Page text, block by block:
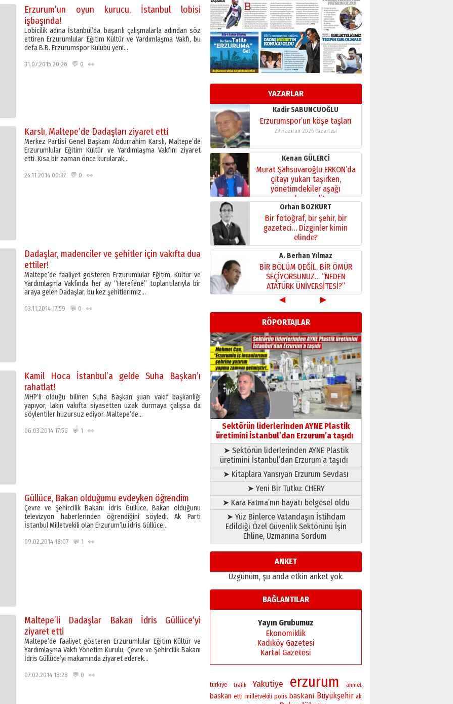
Erzurum’un oyun kurucu, İstanbul lobisi
işbaşında!
Lobicilik adına İstanbul’da, başarılı çalışmalarla adından söz
ettiren Erzurumlular Eğitim Kültür ve Yardımlaşma Vakfı, bu
defa B.B. Erzurumspor Kulübü yeni…
31.07.2015 20:26 💬 0 👀
Karslı, Maltepe’de Dadaşları ziyaret etti
Merkez Partisi Genel Başkanı Abdurrahim Karslı, Maltepe’de
Erzurumlular Eğitim Kültür ve Yardımlaşma Vakfını ziyaret
etti. Kısa bir zaman önce kurularak…
24.11.2014 00:37 💬 0 👀
Dadaşlar, madenciler ve şehitler için vakıfta dua
ettiler!
Maltepe’de faaliyet gösteren Erzurumlular Eğitim, Kültür ve
Yardımlaşma Vakfında her ay “Herefene” toplantılarıyla bir
araya gelen Dadaşlar, bu kez şehitlerimiz…
03.11.2014 17:59 💬 0 👀
Kamil Hoca İstanbul’a gelde Suha Başkan’ı
rahatlat!
MHP’li olduğu bilinen Suha Başkan şuan vakıf başkanlığı
yapıyor, lakin vakıfta siyasetten uzak durmaya çalışsa da
söylentiler huzursuz ediyor. Maltepe’de…
06.03.2014 17:56 💬 1 👀
Güllüce, Bakan olduğumu evdeyken öğrendim
Çevre ve Şehircilik Bakanı İdris Güllüce, Bakan olduğunu
televizyon haberlerinden öğrendiğini söyledi. Ak Parti
İstanbul Milletvekili olan Erzurum’lu İdris Güllüce…
09.02.2014 18:07 💬 1 👀
Maltepe’li Dadaşlar Bakan İdris Güllüce’yi
ziyaret etti
Maltepe’de faaliyet gösteren Erzurumlular Eğitim Kültür ve
Yardımlaşma Vakfı Yönetim Kurulu, Çevre ve Şehircilik Bakanı
İdris Güllüce’yi makamında ziyaret ederek…
07.02.2014 18:28 💬 0 👀
YAZARLAR
26 Mart 2026 Perşembe
Cem Bakırcı
Ardında bıraktığı hatıralarıyla
gönül adamı Faruk Terzioğlu!
13 Mayıs 2026 Çarşamba
Esat BİNDESEN
Başkan Sekmen’den Erzurum’a
bir vizyon proje daha!
02 Ağustos 2026 Pazar
Kadir SABUNCUOĞLU
Erzurumspor’un köşe taşları
29 Haziran 2026 Pazartesi
Kenan GÜLERCİ
Murat Şahsuvaroğlu ERKON’da
çıtayı yukarı taşırken,
yönetimdekiler aşağı
çekmemeli!
17 Şubat 2026 SalıOrhan BOZKURT
Bir fotoğraf, bir şehir, bir
gazeteci… Dizginler kimin
elinde?
31 Mart 2026 Salı
A. Berhan Yılmaz
BİR BÖLÜM DEĞİL, BİR ÖMÜR
SEÇİYORSUNUZ… “NEDEN
ATATÜRK ÜNİVERSİTESİ?”
28 Temmuz 2026 Salı
Ahmet Gökhan YAZICI
Ahmed Yesevi’den bir
Alperen… ”Reisimiz” idi…
Hakka yürüdü.!
26 Mart 2026 Perşembe
Cem Bakırcı
Ardında bıraktığı hatıralarıyla
gönül adamı Faruk Terzioğlu!
13 Mayıs 2026 Çarşamba
Esat BİNDESEN
Başkan Sekmen’den Erzurum’a
bir vizyon proje daha!
02 Ağustos 2026 Pazar
◀ ▶
RÖPORTAJLAR
Sektörün liderlerinden AYNE Plastik
üretimini İstanbul’dan Erzurum’a taşıdı
➤ Sektörün liderlerinden AYNE Plastik
üretimini İstanbul’dan Erzurum’a taşıdı
➤ Kitaplara Yansıyan Erzurum Sevdası
➤ Yeni Bir Tutku: CHERY
➤ Kara Fatma’nın hayatı belgesel oldu
➤ Yüz Binlerce Vatandaşın İstihdam
Edildiği Özel Güvenlik Sektörünü İşin
Ehline, Uzmanına Sordum
ANKET
Üzgünüm, şu anda etkin anket yok.
BAĞLANTILAR
Yayın Grubumuz
Ekonomiklik
Kadıköy Gazetesi
Kartal Gazetesi
turkiye trafik Yakutiye erzurum ahmet
baskan etti milletvekili polis baskani Büyükşehir ak